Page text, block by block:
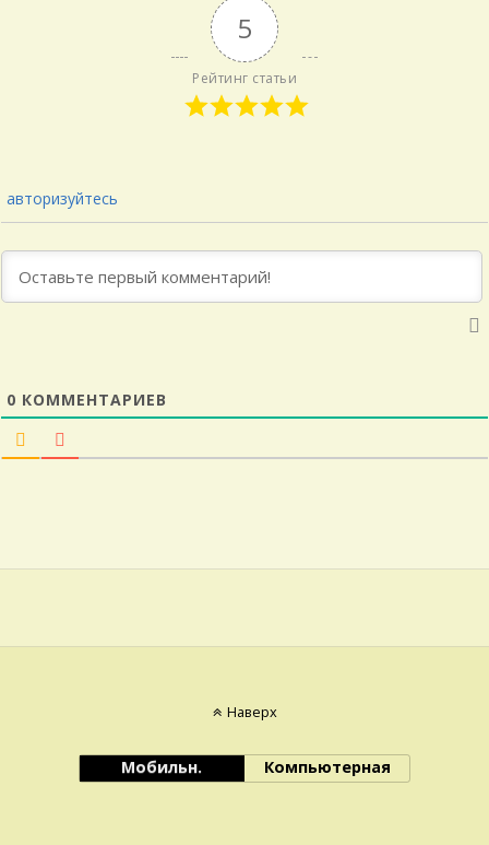
5
Рейтинг статьи
авторизуйтесь
0 КОММЕНТАРИЕВ
Наверх
Мобильн. Компьютерная